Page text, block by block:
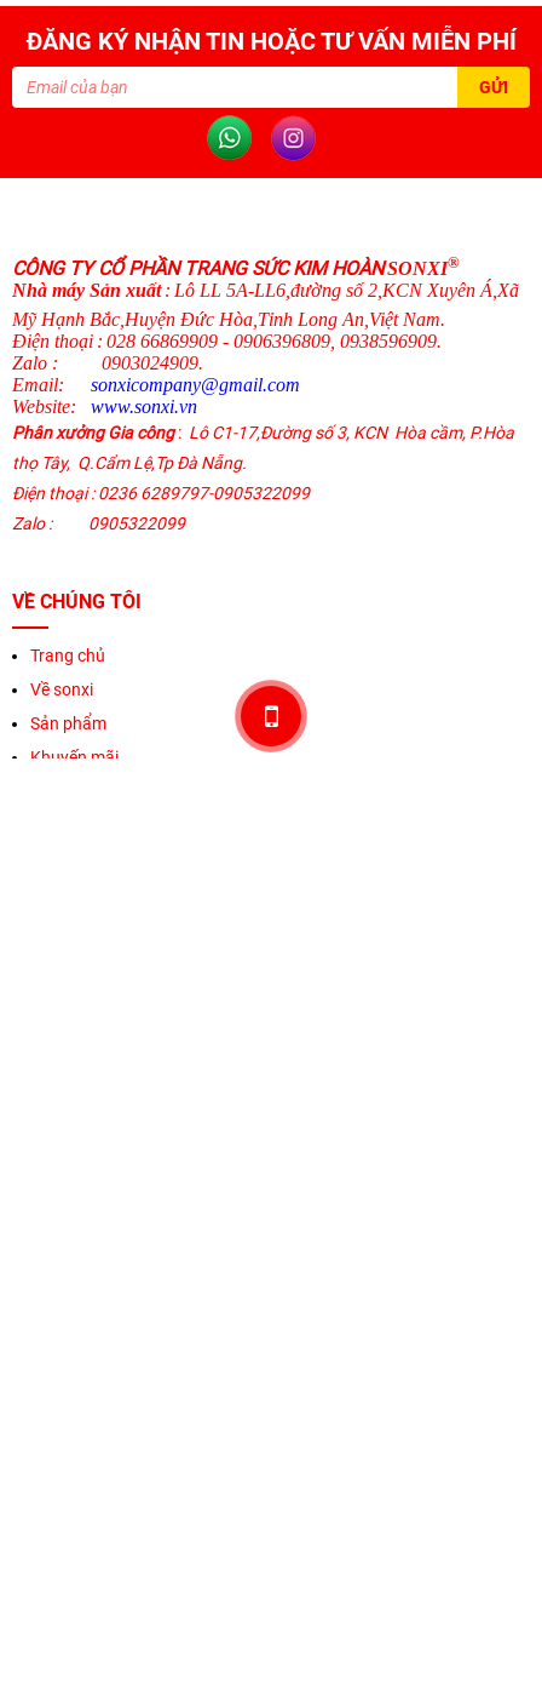
ĐĂNG KÝ NHẬN TIN HOẶC TƯ VẤN MIỄN PHÍ
CÔNG TY CỔ PHẦN TRANG SỨC KIM HOÀNSONXI ®
Nhà máy Sản xuất: Lô LL 5A-LL6,đường số 2,KCN Xuyên Á,Xã
Mỹ Hạnh Bắc,Huyện Đức Hòa,Tỉnh Long An,Việt Nam.
Điện thoại:028 66869909 - 0906396809, 0938596909
Zalo:0903024909.
Email:
sonxicompany@gmail.com
www.sonxi.
Phân xưởng Gia công :Lô C1-17,Đường số 3, KCN Hòa cầm, P.Hòa
thọ Tây,Q.Cẩm Lệ,Tp Đà Nẵng.
Điện thoại
: 0236 6289797-0905322099
VỀ CHÚNG TÔI
Trang chủ
Về sonxi
Sản phẩm